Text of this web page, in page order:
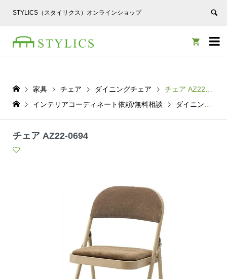
STYLICS（スタイリクス）オンラインショップ


家具 チェア ダイニングチェア
チェア AZ22-0694
インテリアコーディネート依頼/無料相談
ダイニングチェア
チェア AZ22-0694